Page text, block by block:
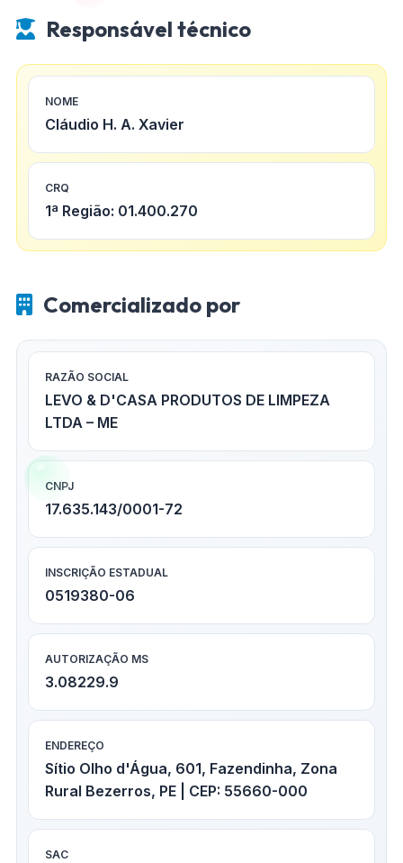
Responsável técnico
NOME
Cláudio H. A. Xavier
CRQ
1ª Região: 01.400.270
Comercializado por
RAZÃO SOCIAL
LEVO & D'CASA PRODUTOS DE LIMPEZA
LTDA – ME
CNPJ
17.635.143/0001-72
INSCRIÇÃO ESTADUAL
0519380-06
AUTORIZAÇÃO MS
3.08229.9
ENDEREÇO
Sítio Olho d'Água, 601, Fazendinha, Zona
Rural Bezerros, PE | CEP: 55660-000
SAC